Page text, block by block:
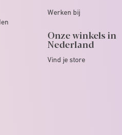
Werken bij
Onze winkels in
Nederland
Vind je store